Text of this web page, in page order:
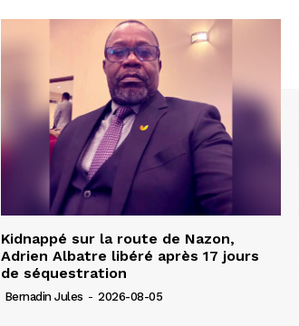
Kidnappé sur la route de Nazon,
Adrien Albatre libéré après 17 jours
de séquestration
Bernadin Jules - 2026-08-05